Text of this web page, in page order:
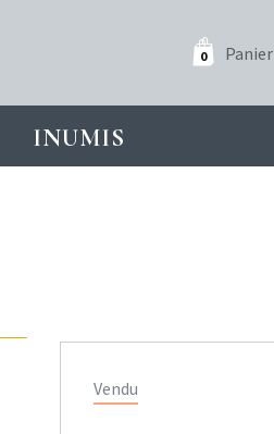
0 Panier
INUMIS
Vendu